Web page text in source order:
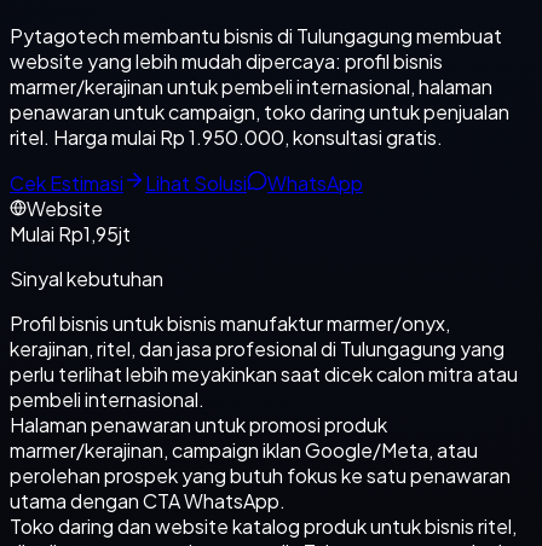
Pytagotech membantu bisnis di Tulungagung membuat
website yang lebih mudah dipercaya: profil bisnis
marmer/kerajinan untuk pembeli internasional, halaman
penawaran untuk campaign, toko daring untuk penjualan
ritel. Harga mulai Rp 1.950.000, konsultasi gratis.
Cek Estimasi
Lihat Solusi
WhatsApp
Website
Mulai Rp1,95jt
Sinyal kebutuhan
Profil bisnis untuk bisnis manufaktur marmer/onyx,
kerajinan, ritel, dan jasa profesional di Tulungagung yang
perlu terlihat lebih meyakinkan saat dicek calon mitra atau
pembeli internasional.
Halaman penawaran untuk promosi produk
marmer/kerajinan, campaign iklan Google/Meta, atau
perolehan prospek yang butuh fokus ke satu penawaran
utama dengan CTA WhatsApp.
Toko daring dan website katalog produk untuk bisnis ritel,